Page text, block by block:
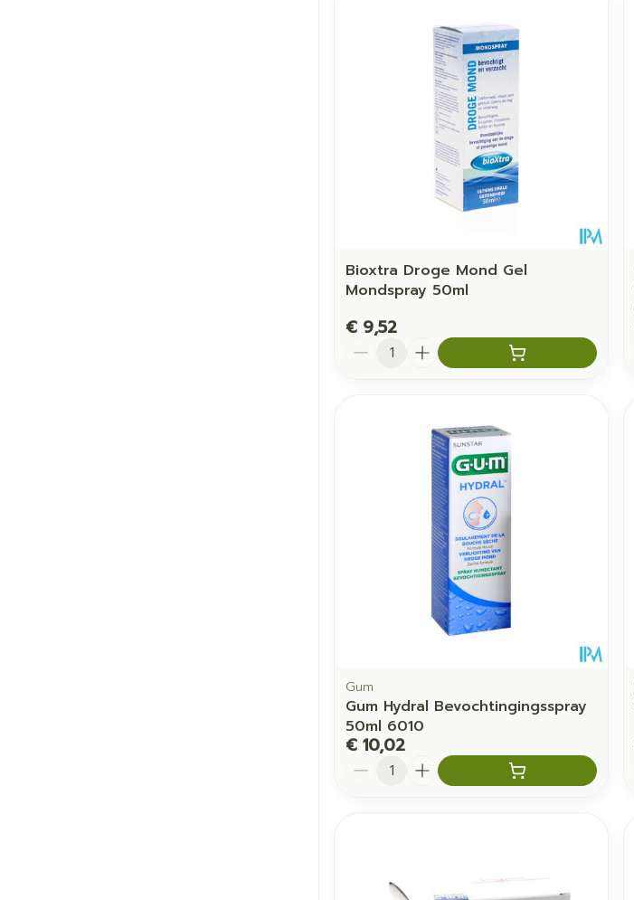
Bioxtra Droge Mond Gel
Mondspray 50ml
€ 9,52
Aantal
Gum
Gum Hydral Bevochtingingsspray
50ml 6010
€ 10,02
Aantal